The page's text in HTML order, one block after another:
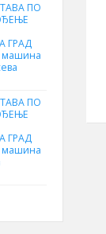
ПО
ГРАД
машина
ПО
ГРАД
машина